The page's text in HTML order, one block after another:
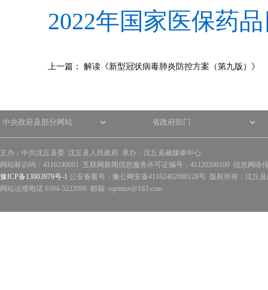
2022年国家医保药
上一篇： 解读《新型冠状病毒肺炎防控方案（第九版）》
主办：中共沈丘县委 沈丘县人民政府 承办：沈丘县融媒体中心
网站标识码：4116240001 互联网新闻信息服务许可证编号：41120200100 信息网络
豫ICP备13003979号-1 公安备案号：豫公网安备41162402000128号 版权所有：沈丘
网站运维电话 0394-5222096 邮箱: sqrmtzx@163.com